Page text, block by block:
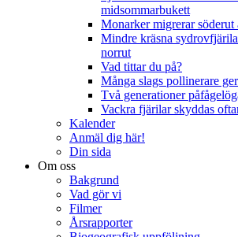
midsommarbukett
Monarker migrerar söderut
Mindre kräsna
norrut
Vad tittar du på?
Många slags pollinerare
Två generationer
Vackra fjärilar skyddas
Kalender
Anmäl dig här!
Din sida
Om oss
Bakgrund
Vad gör vi
Filmer
Årsrapporter